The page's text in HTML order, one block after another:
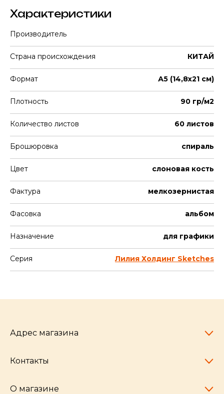
Характеристики
Производитель
Страна происхождения КИТАЙ
Формат А5 (14,8х21 см)
Плотность 90 гр/м2
Количество листов 60 листов
Брошюровка спираль
Цвет слоновая кость
Фактура мелкозернистая
Фасовка альбом
Назначение для графики
Серия Лилия Холдинг Sketches
Адрес магазина
Челябинск,
Контакты
pocherkartshop@mail.ru
О магазине